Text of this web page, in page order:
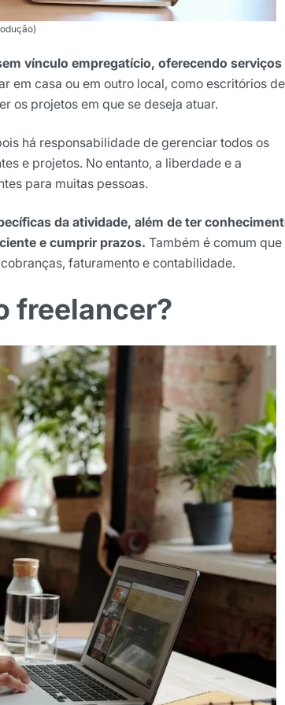
vínculo empregatício, oferecendo serviços
em casa ou em outro local, como escritórios de
os projetos em que se deseja atuar.
há responsabilidade de gerenciar todos os
e projetos. No entanto, a liberdade e a
para muitas pessoas.
da atividade, além de ter
e cumprir prazos. Também é comum que
faturamento e contabilidade.
freelancer?